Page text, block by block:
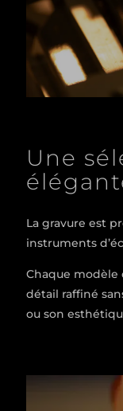
Une
La gravure est
instruments
Chaque modèle
détail raffiné
ou son